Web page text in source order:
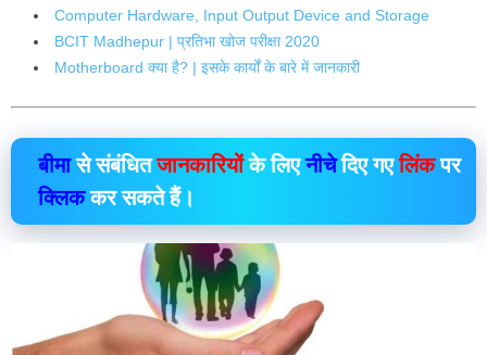
Computer Hardware, Input Output Device and Storage
BCIT Madhepur | प्रतिभा खोज परीक्षा 2020
Motherboard क्या है? | इसके कार्यों के बारे में जानकारी
बीमासे संबंधितजानकारियोंके लिएनीचेदिए गएलिंकपर
क्लिककर सकते हैं।